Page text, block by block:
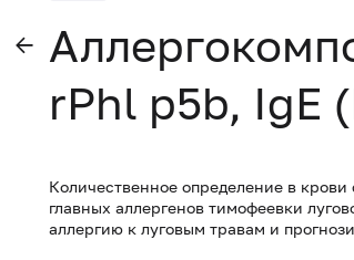
rPhl p5b, IgE
Количественное определение в
главных аллергенов тимофеевки
аллергию к луговым травам и